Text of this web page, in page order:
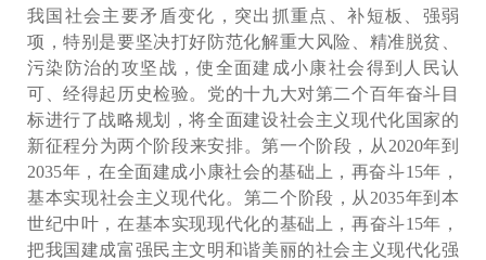
我国社会主要矛盾变化，突出抓重点、补短板、强弱
项，特别是要坚决打好防范化解重大风险、精准脱贫、
污染防治的攻坚战，使全面建成小康社会得到人民认
可、经得起历史检验。党的十九大对第二个百年奋斗目
标进行了战略规划，将全面建设社会主义现代化国家的
新征程分为两个阶段来安排。第一个阶段，从2020年到
2035年，在全面建成小康社会的基础上，再奋斗15年，
基本实现社会主义现代化。第二个阶段，从2035年到本
世纪中叶，在基本实现现代化的基础上，再奋斗15年，
把我国建成富强民主文明和谐美丽的社会主义现代化强